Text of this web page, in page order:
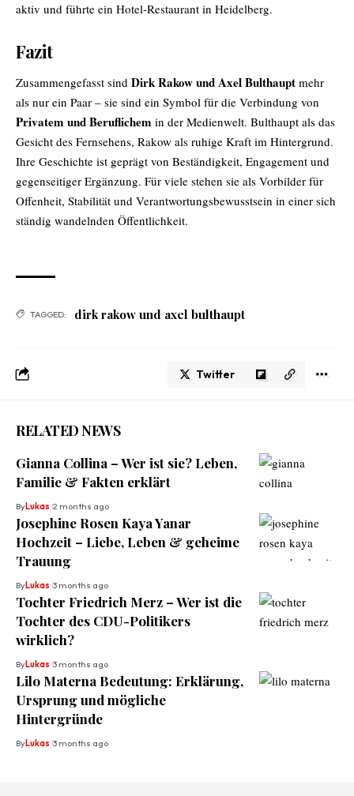
aktiv und führte ein Hotel-Restaurant in Heidelberg.
Fazit
Zusammengefasst sind Dirk Rakow und Axel Bulthaupt mehr
als nur ein Paar – sie sind ein Symbol für die Verbindung von
Privatem und Beruflichem in der Medienwelt. Bulthaupt als das
Gesicht des Fernsehens, Rakow als ruhige Kraft im Hintergrund.
Ihre Geschichte ist geprägt von Beständigkeit, Engagement und
gegenseitiger Ergänzung. Für viele stehen sie als Vorbilder für
Offenheit, Stabilität und Verantwortungsbewusstsein in einer sich
ständig wandelnden Öffentlichkeit.
TAGGED: dirk rakow und axel bulthaupt
Twitter
RELATED NEWS
Gianna Collina – Wer ist sie? Leben,
Familie & Fakten erklärt
ByLukas 2 months ago
Josephine Rosen Kaya Yanar
Hochzeit – Liebe, Leben & geheime
Trauung
ByLukas 3 months ago
Tochter Friedrich Merz – Wer ist die
Tochter des CDU-Politikers
wirklich?
ByLukas 3 months ago
Lilo Materna Bedeutung: Erklärung,
Ursprung und mögliche
Hintergründe
ByLukas 3 months ago